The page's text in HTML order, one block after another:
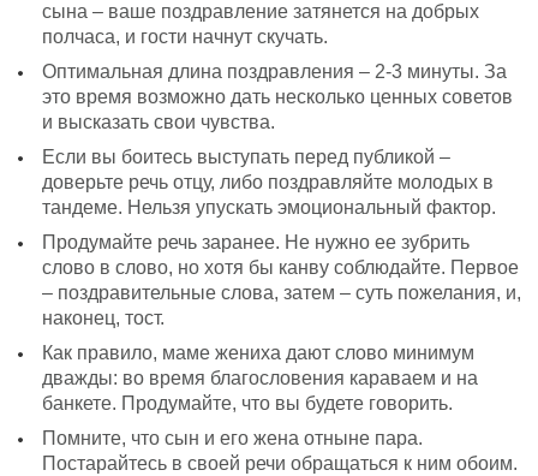
сына – ваше поздравление затянется на добрых
полчаса, и гости начнут скучать.
Оптимальная длина поздравления – 2-3 минуты. За
это время возможно дать несколько ценных советов
и высказать свои чувства.
Если вы боитесь выступать перед публикой –
доверьте речь отцу, либо поздравляйте молодых в
тандеме. Нельзя упускать эмоциональный фактор.
Продумайте речь заранее. Не нужно ее зубрить
слово в слово, но хотя бы канву соблюдайте. Первое
– поздравительные слова, затем – суть пожелания, и,
наконец, тост.
Как правило, маме жениха дают слово минимум
дважды: во время благословения караваем и на
банкете. Продумайте, что вы будете говорить.
Помните, что сын и его жена отныне пара.
Постарайтесь в своей речи обращаться к ним обоим.